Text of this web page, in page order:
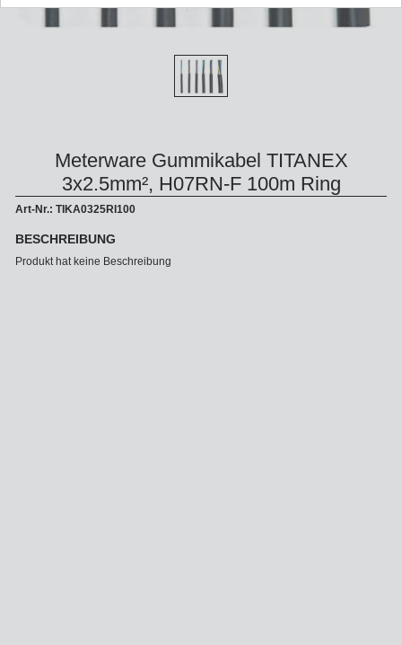
Meterware Gummikabel TITANEX
3x2.5mm², H07RN-F 100m Ring
Art-Nr.: TIKA0325RI100
BESCHREIBUNG
Produkt hat keine Beschreibung